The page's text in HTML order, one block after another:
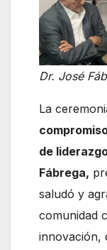
Dr. José
La
de
Fábrega,
saludó y
comunidad
innovación,